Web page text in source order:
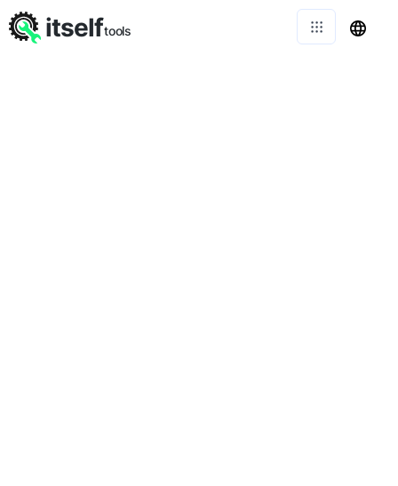
itselftools